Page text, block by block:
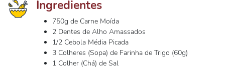
Ingredientes
750g de Carne Moída
2 Dentes de Alho Amassados
1/2 Cebola Média Picada
3 Colheres (Sopa) de Farinha de Trigo (60g)
1 Colher (Chá) de Sal